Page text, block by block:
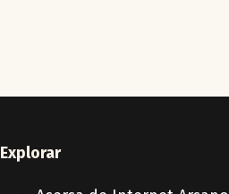
Explorar